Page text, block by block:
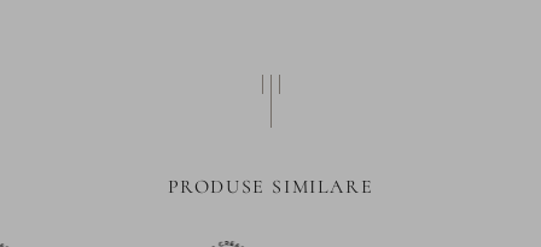
PRODUSE SIMILARE